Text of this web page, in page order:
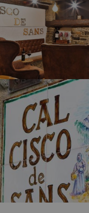
Ops, non abbiamo
Sembra che il nostro